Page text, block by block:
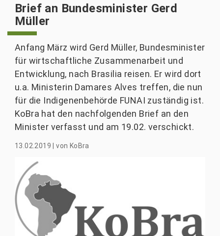
Brief an Bundesminister Gerd
Müller
Anfang März wird Gerd Müller, Bundesminister
für wirtschaftliche Zusammenarbeit und
Entwicklung, nach Brasilia reisen. Er wird dort
u.a. Ministerin Damares Alves treffen, die nun
für die Indigenenbehörde FUNAI zuständig ist.
KoBra hat den nachfolgenden Brief an den
Minister verfasst und am 19.02. verschickt.
13.02.2019 |von KoBra